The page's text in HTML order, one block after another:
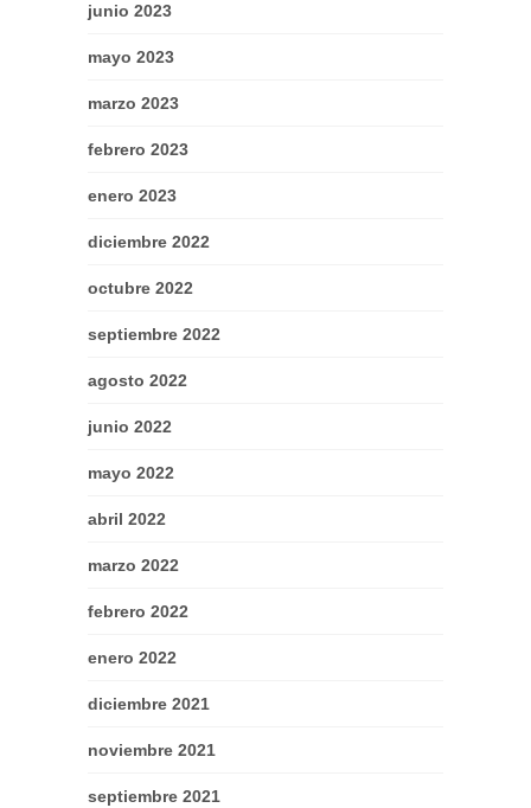
junio 2023
mayo 2023
marzo 2023
febrero 2023
enero 2023
diciembre 2022
octubre 2022
septiembre 2022
agosto 2022
junio 2022
mayo 2022
abril 2022
marzo 2022
febrero 2022
enero 2022
diciembre 2021
noviembre 2021
septiembre 2021